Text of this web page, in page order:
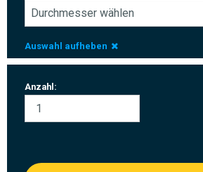
Auswahl aufheben
Anzahl: